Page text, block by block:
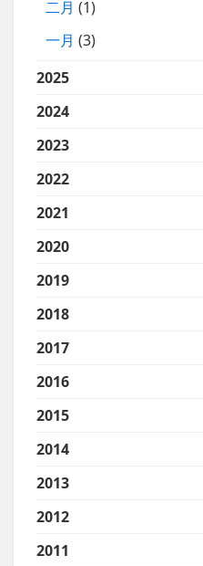
二月 (1)
一月 (3)
2025
2024
2023
2022
2021
2020
2019
2018
2017
2016
2015
2014
2013
2012
2011